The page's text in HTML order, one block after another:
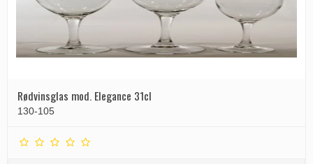
Rødvinsglas mod. Elegance 31cl
130-105